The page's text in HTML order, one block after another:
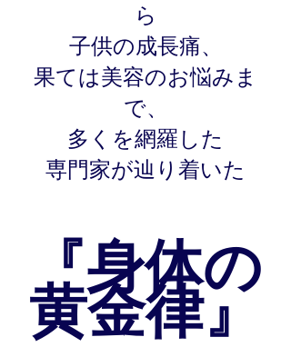
ら
子供の成長痛、
果ては美容のお悩みま
で、
多くを網羅した
専門家が辿り着いた
『身体の
黄金律』